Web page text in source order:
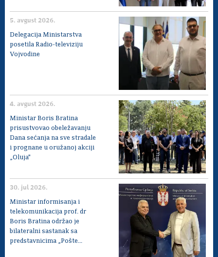
5. avgust 2026.
Delegacija Ministarstva
posetila Radio-televiziju
Vojvodine
4. avgust 2026.
Ministar Boris Bratina
prisustvovao obeležavanju
Dana sećanja na sve stradale
i prognane u oružanoj akciji
„Oluja"
30. jul 2026.
Ministar informisanja i
telekomunikacija prof. dr
Boris Bratina održao je
bilateralni sastanak sa
predstavnicima „Pošte...